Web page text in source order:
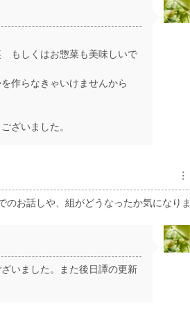
もしくはお惣菜も美味しいで
作らなきゃいけませんから
ざいました。
︙
お話しや、組がどうなったか気になりま
いました。また後日譚の更新